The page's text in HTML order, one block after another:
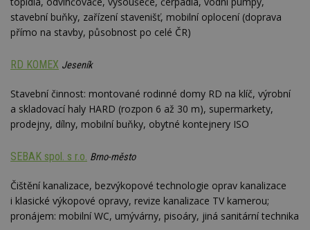
stavební buňky, zařízení stavenišť, mobilní oplocení (doprava
přímo na stavby, působnost po celé ČR)
RD KOMEX Jeseník
Stavební činnost: montované rodinné domy RD na klíč, výrobní
a skladovací haly HARD (rozpon 6 až 30 m), supermarkety,
prodejny, dílny, mobilní buňky, obytné kontejnery ISO
SEBAK spol. s r.o. Brno-město
Čištění kanalizace, bezvýkopové technologie oprav kanalizace
i klasické výkopové opravy, revize kanalizace TV kamerou;
pronájem: mobilní WC, umývárny, pisoáry, jiná sanitární technika
_dc_gtm_UA-53599847-1
.estav.cz
sekund